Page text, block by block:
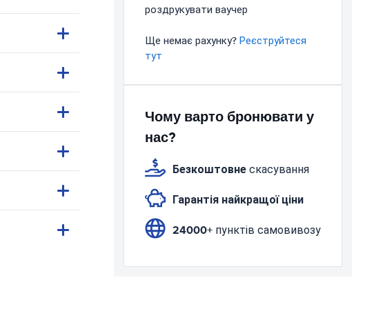
роздрукувати ваучер
Ще немає рахунку? Реєструйтеся
тут
Чому варто бронювати у
нас?
Безкоштовне скасування
Гарантія найкращої ціни
24000+ пунктів самовивозу